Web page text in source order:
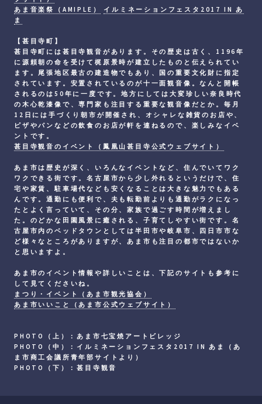
あま音楽祭（AMIPLE）
イルミネーションフェスタ2017 IN あ
ま
【甚目寺町】
甚目寺町には甚目寺観音があります。その歴史は古く、1196年
に源頼朝の命を受けて梶原景時が建立したものと伝えられてい
ます。尾張地区最古の建造物でもあり、国の重要文化財に指定
されています。安置されているのが十一面観音像。なんと開帳
されるのは50年に一度です。地方にしては大変珍しい奈良時代
の木心乾漆像で、専門家も注目する重要な観音像だとか。毎月
12日には手づくり朝市が開催され、オシャレな雑貨のお店や、
ピザやパンなどの飲食のお店が軒を連ねるので、楽しみなイベ
ントです。
甚目寺観音のイベント（鳳凰山甚目寺公式ウェブサイト）
あま市は歴史が深く、いろんなイベントなど、住んでいてワク
ワクできる街です。名古屋市から少し外れるというだけで、住
宅や家賃、駐車場代なども安くなることは大きな魅力でもある
んです。通勤にも便利で、夫も転勤前よりも通勤がラクになっ
たとよく言っていて、その分、家族で過ごす時間が増えまし
た。のどかな田園風景に癒される、子育てしやすい街です。名
古屋市内のベッドタウンとしては半田市や岐阜市、四日市市な
ど様々なところがありますが、あま市も注目の都市ではないか
と思いますよ。
あま市のイベント情報や詳しいことは、下記のサイトも参考に
して見てくださいね。
まつり・イベント（あま市観光協会）
あま市いいこと（あま市公式ウェブサイト）
PHOTO（上）：あま市七宝焼アートビレッジ
PHOTO（中）：イルミネーションフェスタ2017 IN あま（あ
ま市商工会議所青年部サイトより）
PHOTO（下）：甚目寺観音